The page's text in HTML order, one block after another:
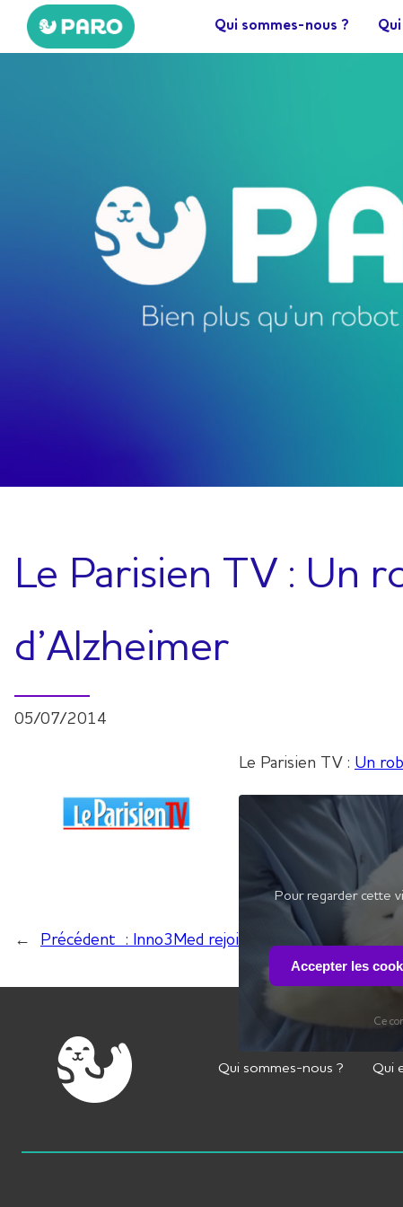
Aller
Qui sommes-nous ?
Le Parisien TV : Un
d’Alzheimer
05/07/2014
Le Parisien TV : Un
Pour regarder cette
Accepter les
Ce
← Précédent : Inno3Med rejoint la Silver Valley
Qui sommes-nous ? Qui